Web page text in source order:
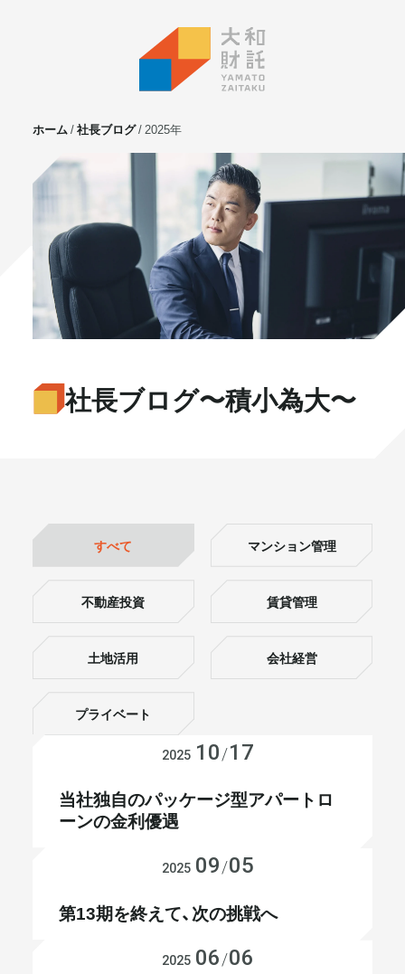
不動産投資
⼟地活⽤
マンション管理
賃貸管理
実需用戸建・マンション
ホテル事業
お客様の声
大和財託の意志
会社情報
代表メッセージ
プライベート相談
コラム
まずは無料で相談
ホーム 社長ブログ 2025年
社長ブログ〜積小為大〜
すべて マンション管理
不動産投資 賃貸管理
土地活用 会社経営
プライベート
2025 10/17
当社独自のパッケージ型アパートロ
ーンの金利優遇
2025 09/05
第13期を終えて、次の挑戦へ
2025 06/06